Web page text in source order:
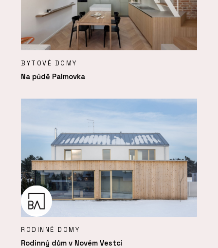
BYTOVÉ DOMY
Na půdě Palmovka
RODINNÉ DOMY
Rodinný dům v Novém Vestci